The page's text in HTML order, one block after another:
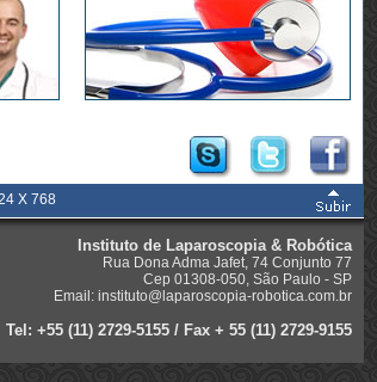
X 768
Instituto de Laparoscopia & Robótica
Rua Dona Adma Jafet, 74 Conjunto 77
Cep 01308-050, São Paulo - SP
Email: instituto@laparoscopia-robotica.com.br
Tel: +55 (11) 2729-5155 / Fax + 55 (11) 2729-9155